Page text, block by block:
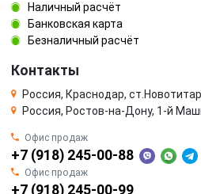
Наличный расчёт
Банковская карта
Безналичный расчёт
Контакты
Россия, Краснодар,
Россия, Ростов-на-Дону, 1-й
Офис продаж
+7 (918) 245-00-88
Офис продаж
+7 (918) 245-00-99